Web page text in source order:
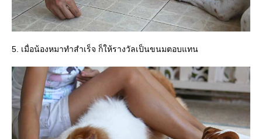
5. เมื่อน้องหมาทำสำเร็จ ก็ให้รางวัลเป็นขนมตอบแทน